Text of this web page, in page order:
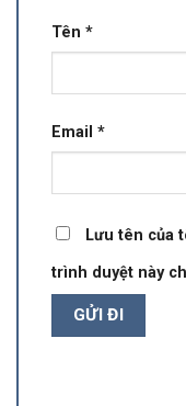
Tên *
Email *
Lưu tên của
trình duyệt này